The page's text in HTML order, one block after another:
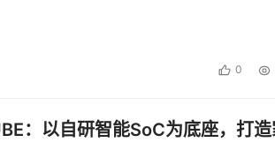
0
：以自研智能SoC为底座，打